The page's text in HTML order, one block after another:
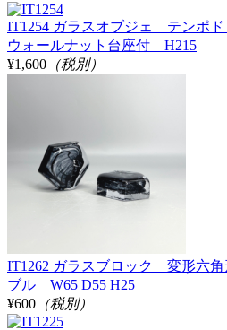
IT1254 ガラスオブジェ テンポ
ウォールナット台座付 H215
¥1,600 （税別）
IT1262 ガラスブロック 変形六
ブル W65 D55 H25
¥600 （税別）